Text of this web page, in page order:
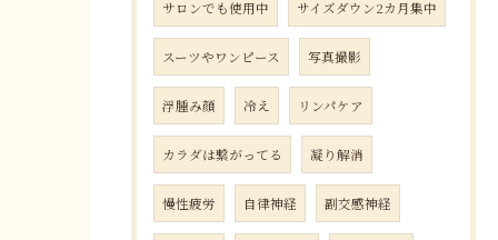
サロンでも使用中 サイズダウン2カ月集中
スーツやワンピース 写真撮影
浮腫み顔 冷え リンパケア
カラダは繋がってる 凝り解消
慢性疲労 自律神経 副交感神経